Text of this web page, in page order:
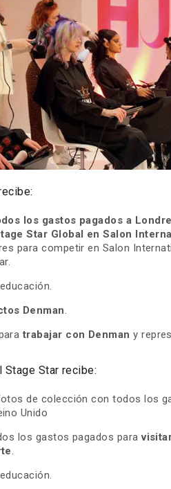
los gastos pagados a
Star Global en Salon
para competir en Salon
Denman.
trabajar con Denman y
Stage Star recibe:
de colección con todos los
Unido
los gastos pagados para
.